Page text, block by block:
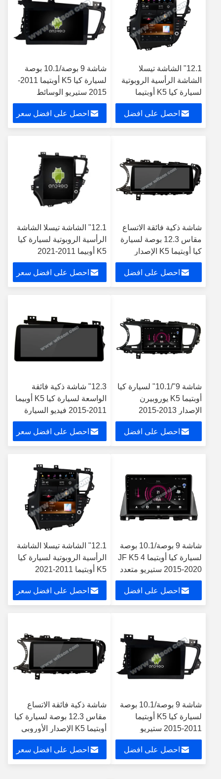
12.1" الشاشة تيسلا
الشاشة الرأسية الروبوتية
لسيارة كيا K5 أوبتيما
2011-2021
احصل على افضل
شاشة 9 بوصة/10.1 بوصة
لسيارة كيا K5 أوبتيما 2011-
2015 ستيريو الوسائط
المتعددة
احصل على افضل سعر
شاشة ذكية فائقة الاتساع
مقاس 12.3 بوصة لسيارة
كيا أوبتيما K5 الإصدار
الأوروبي 2013-2015
احصل على افضل
12.1" الشاشة تيسلا الشاشة
الرأسية الروبوتية لسيارة كيا
K5 أوبيما 2011-2021
سيارات الوسائط المتعددة
ستيريو جي بي إس Carplay
Player
احصل على افضل سعر
شاشة 9"/10.1" لسيارة كيا
أوبتيما K5 يوروبيرن
الإصدار 2013-2015
سيارات الوسائط المتعددة
ستيريو احصل على افضل
12.3" شاشة ذكية فائقة
الواسعة لسيارة كيا K5 أوبيما
2011-2015 فيديو السيارة
لمسة QLED ستيريو
الوسائط المتعددة
احصل على افضل سعر
شاشة 9 بوصة/10.1 بوصة
لسيارة كيا أوبتيما 4 JF K5
2015-2020 ستيريو متعدد
الوسائط للسيارة
احصل على افضل
12.1" الشاشة تيسلا الشاشة
الرأسية الروبوتية لسيارة كيا
K5 أوبتيما 2011-2021
احصل على افضل سعر
شاشة 9 بوصة/10.1 بوصة
لسيارة كيا K5 أوبتيما
2011-2015 ستيريو
الوسائط المتعددة
احصل على افضل
شاشة ذكية فائقة الاتساع
مقاس 12.3 بوصة لسيارة كيا
أوبتيما K5 الإصدار الأوروبي
2013-2015
احصل على افضل سعر